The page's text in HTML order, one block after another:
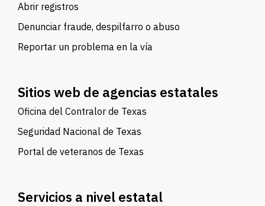
Abrir registros
Denunciar fraude, despilfarro o abuso
Reportar un problema en la vía
Sitios web de agencias estatales
Oficina del Contralor de Texas
Seguridad Nacional de Texas
Portal de veteranos de Texas
Servicios a nivel estatal